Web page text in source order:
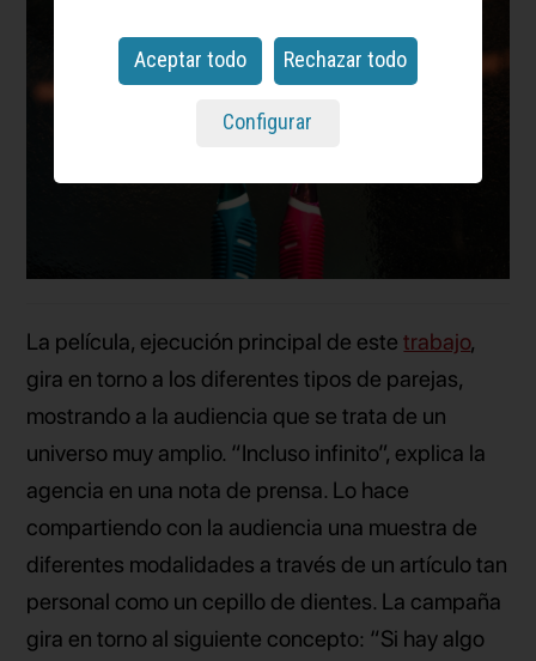
La película, ejecución principal de estetrabajo,
gira en torno a los diferentes tipos de parejas,
mostrando a la audiencia que se trata de un
universo muy amplio. “Incluso infinito”, explica la
agencia en una nota de prensa. Lo hace
compartiendo con la audiencia una muestra de
diferentes modalidades a través de un artículo tan
personal como un cepillo de dientes. La campaña
gira en torno al siguiente concepto: “Si hay algo
Aceptar todo Rechazar todo
Configurar